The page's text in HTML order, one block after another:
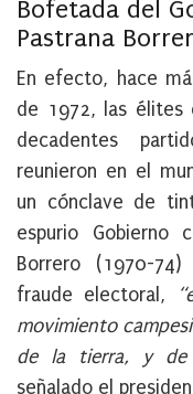
Bofetada del
Pastrana
En efecto, hace
de 1972, las élites
decadentes
reunieron en el
un cónclave de
espurio Gobierno
Borrero (1970-
fraude electoral,
movimiento
de la tierra, y de
señalado el